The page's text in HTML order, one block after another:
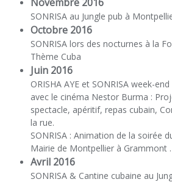
SONRISA au Jungle pub à
Octobre 2016
SONRISA lors des nocturnes à la
Thème Cuba
Juin 2016
ORISHA AYE et SONRISA week-
avec le cinéma Nestor Burma :
spectacle, apéritif, repas cubain,
la rue.
SONRISA : Animation de la soirée
Mairie de Montpellier à Grammont
Avril 2016
SONRISA & Cantine cubaine au